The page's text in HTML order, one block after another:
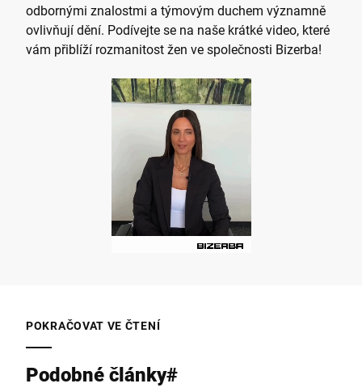
odbornými znalostmi a týmovým duchem významně
ovlivňují dění. Podívejte se na naše krátké video, které
vám přiblíží rozmanitost žen ve společnosti Bizerba!
POKRAČOVAT VE ČTENÍ
Podobné články#